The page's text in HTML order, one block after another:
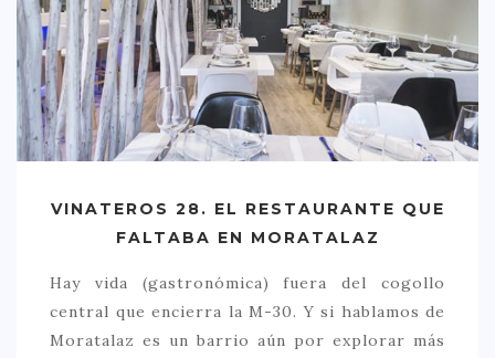
VINATEROS 28. EL RESTAURANTE QUE
FALTABA EN MORATALAZ
Hay vida (gastronómica) fuera del cogollo
central que encierra la M-30. Y si hablamos de
Moratalaz es un barrio aún por explorar más